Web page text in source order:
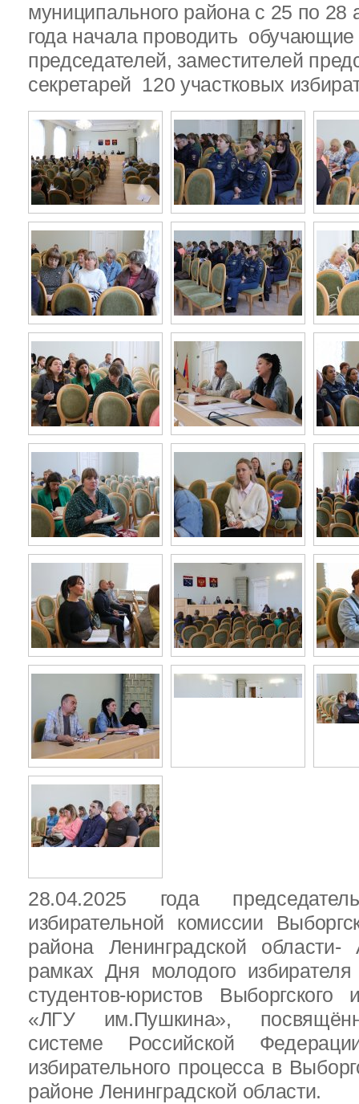
муниципального района с 25 по 28
года начала проводить
председателей, заместителей
секретарей 120 участковых
28.04.2025 года
избирательной комиссии
района Ленинградской
рамках Дня молодого
студентов-юристов Выборгского
«ЛГУ им.Пушкина»,
системе Российской
избирательного процесса в
районе Ленинградской области.